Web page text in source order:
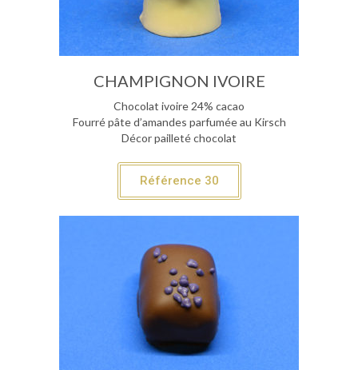
CHAMPIGNON IVOIRE
Chocolat ivoire 24% cacao
Fourré pâte d’amandes parfumée au Kirsch
Décor pailleté chocolat
Référence 30